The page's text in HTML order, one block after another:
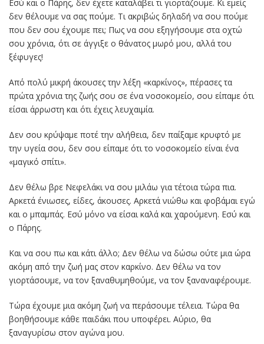
Εσύ και ο Πάρης, δεν έχετε καταλάβει τι γιορτάζουμε. Κι εμείς
δεν θέλουμε να σας πούμε. Τι ακριβώς δηλαδή να σου πούμε
που δεν σου έχουμε πει; Πως να σου εξηγήσουμε στα οχτώ
σου χρόνια, ότι σε άγγιξε ο θάνατος μωρό μου, αλλά του
ξέφυγες!
Από πολύ μικρή άκουσες την λέξη «καρκίνος», πέρασες τα
πρώτα χρόνια της ζωής σου σε ένα νοσοκομείο, σου είπαμε ότι
είσαι άρρωστη και ότι έχεις λευχαιμία.
Δεν σου κρύψαμε ποτέ την αλήθεια, δεν παίξαμε κρυφτό με
την υγεία σου, δεν σου είπαμε ότι το νοσοκομείο είναι ένα
«μαγικό σπίτι».
Δεν θέλω βρε Νεφελάκι να σου μιλάω για τέτοια τώρα πια.
Αρκετά ένιωσες, είδες, άκουσες. Αρκετά νιώθω και φοβάμαι εγώ
και ο μπαμπάς. Εσύ μόνο να είσαι καλά και χαρούμενη. Εσύ και
ο Πάρης.
Και να σου πω και κάτι άλλο; Δεν θέλω να δώσω ούτε μια ώρα
ακόμη από την ζωή μας στον καρκίνο. Δεν θέλω να τον
γιορτάσουμε, να τον ξαναθυμηθούμε, να τον ξαναναφέρουμε.
Τώρα έχουμε μια ακόμη ζωή να περάσουμε τέλεια. Τώρα θα
βοηθήσουμε κάθε παιδάκι που υποφέρει. Αύριο, θα
ξαναγυρίσω στον αγώνα μου.